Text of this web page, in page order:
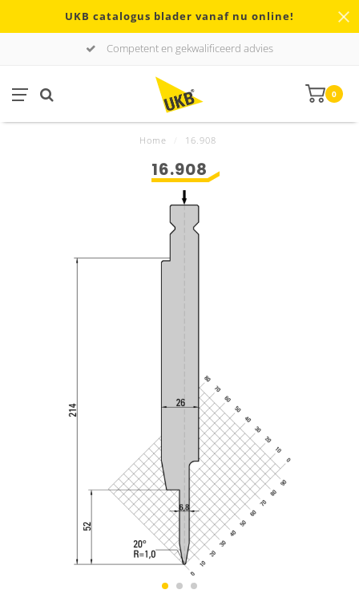
UKB catalogus blader vanaf nu online!
Competent en gekwalificeerd advies
0
Home 16.908
16.908